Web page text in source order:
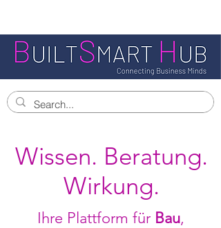
Wissen. Beratung.
Wirkung.
Ihre Plattform für Bau,